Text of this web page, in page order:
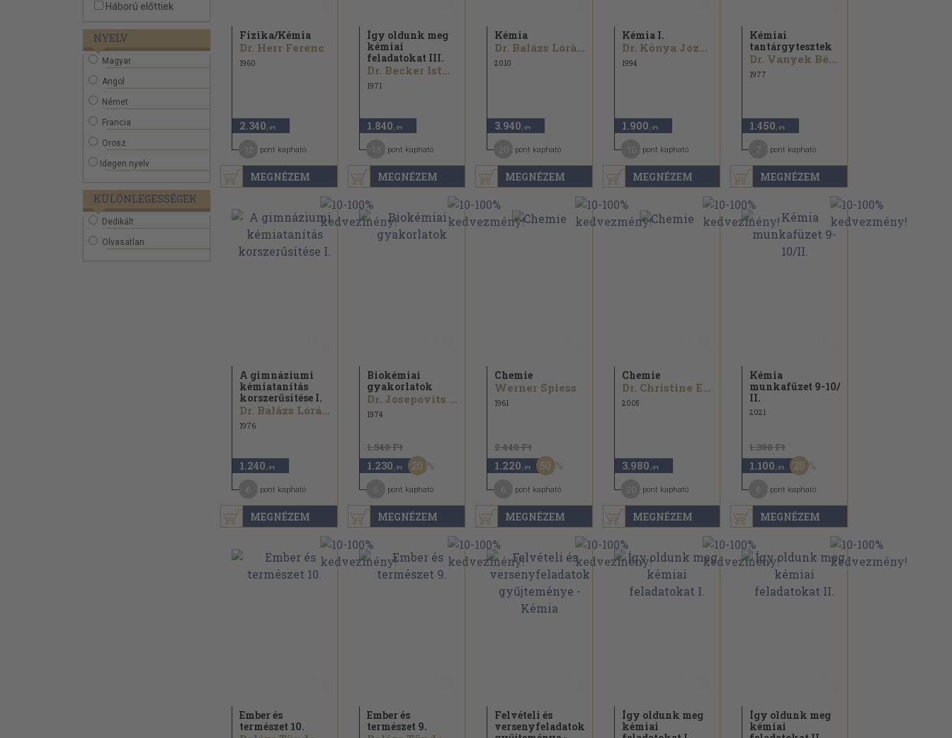
Háború előttiek
NYELV
Magyar
Angol
Német
Francia
Orosz
Idegen nyelv
KÜLÖNLEGESSÉGEK
Dedikált
Olvasatlan
MEGNÉZEM
Fizika/Kémia
Dr. Herr Ferenc
1960
2.340 ,-Ft
pont kapható
MEGNÉZEM
Így oldunk meg
kémiai
feladatokat III.
Dr. Becker Istvánné...
1971
1.840 ,-Ft
pont kapható
MEGNÉZEM
Kémia
Dr. Balázs Lórántné...
2010
3.940 ,-Ft
pont kapható
MEGNÉZEM
Kémia I.
Dr. Kónya Józsefné
1994
1.900 ,-Ft
pont kapható
MEGNÉZEM
Kémiai
tantárgytesztek
Dr. Vanyek Béla...
1977
1.450 ,-Ft
pont kapható
MEGNÉZEM
A gimnáziumi
kémiatanítás
korszerűsítése I.
Dr. Balázs Lóránt...
1976
1.240 ,-Ft
pont kapható
MEGNÉZEM
Biokémiai
gyakorlatok
Dr. Josepovits Gyuláné...
1974
1.540 Ft
1.230 ,-Ft 20
pont kapható
MEGNÉZEM
Chemie
Werner Spiess
1961
2.440 Ft
1.220 ,-Ft 50
pont kapható
MEGNÉZEM
Chemie
Dr. Christine Ernst...
2005
3.980 ,-Ft
pont kapható
MEGNÉZEM
Kémia
munkafüzet 9-10/
II.
2021
1.380 Ft
1.100 ,-Ft 20
pont kapható
Ember és
természet 10.
Ember és
természet 9.
Felvételi és
versenyfeladatok
Így oldunk meg
kémiai
Így oldunk meg
kémiai